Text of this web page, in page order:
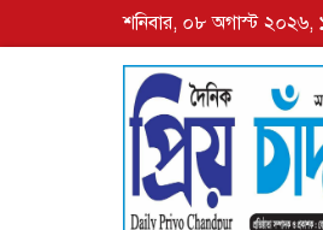
শনিবার, ০৮ অগাস্ট ২০২৬,